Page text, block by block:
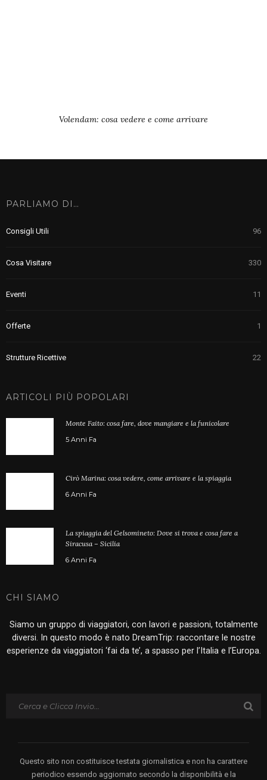
Volendam: cosa vedere e come arrivare
PARLIAMO DI…
Consigli Utili 96
Cosa Visitare 330
Eventi 11
Offerte 1
Strutture Ricettive 22
ARTICOLI PIÙ POPOLARI
Monte Faito: cosa fare, dove mangiare e la funicolare
5 Anni Fa
Cirò Marina: cosa vedere, come arrivare e la spiaggia
6 Anni Fa
La spiaggia del Gelsomineto: Dove si trova e cosa fare a
Siracusa – Sicilia
6 Anni Fa
CHI SIAMO
Siamo un gruppo di viaggiatori, con lavori e passioni, totalmente
diversi. In questo modo è nato DreamTrip: raccontare le nostre
esperienze da viaggiatori ‘fai da te’, a spasso per l’Italia e l’Europa.
Questo sito non costituisce testata giornalistica e non ha carattere
periodico essendo aggiornato secondo la disponibilità e la